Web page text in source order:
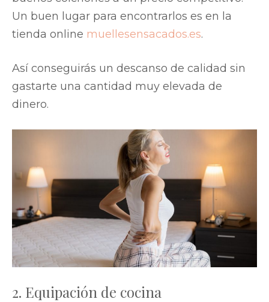
Un buen lugar para encontrarlos es en la
tienda online muellesensacados.es.
Así conseguirás un descanso de calidad sin
gastarte una cantidad muy elevada de
dinero.
2. Equipación de cocina